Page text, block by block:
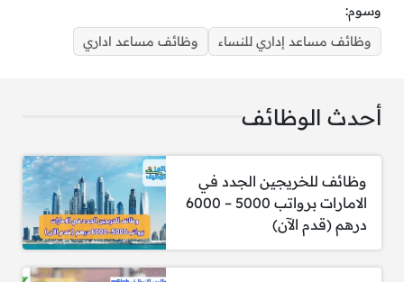
تقديم وظائف مساعد اداري للجنسين في مدن المملكة
1- مطلوب مساعد اداري – شركة سما الابعاد
وسوم:
وظائف مساعد إداري للنساء
وظائف مساعد اداري
أحدث الوظائف
وظائف للخريجين الجدد في
الامارات برواتب 5000 – 6000
درهم (قدم الآن)